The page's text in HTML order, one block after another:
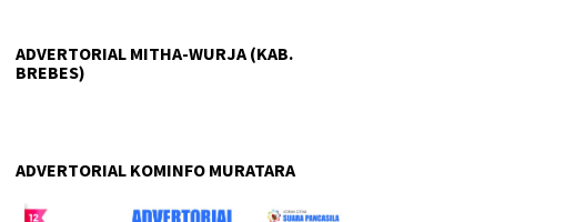
ADVERTORIAL MITHA-WURJA (KAB.
BREBES)
ADVERTORIAL KOMINFO MURATARA